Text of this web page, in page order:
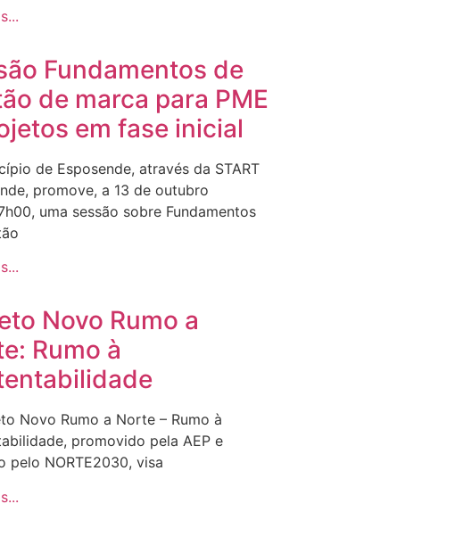
Fundamentos de
de marca para PME
em fase inicial
de Esposende, através da START
promove, a 13 de outubro
uma sessão sobre Fundamentos
Novo Rumo a
Rumo à
Novo Rumo a Norte – Rumo à
promovido pela AEP e
pelo NORTE2030, visa